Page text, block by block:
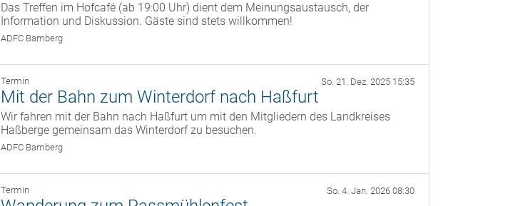
Das Treffen im Hofcafé (ab 19:00 Uhr) dient dem Meinungsaustausch, der
Information und Diskussion. Gäste sind stets willkommen!
ADFC Bamberg
Termin So. 21. Dez. 2025 15:35
Mit der Bahn zum Winterdorf nach Haßfurt
Wir fahren mit der Bahn nach Haßfurt um mit den Mitgliedern des Landkreises
Haßberge gemeinsam das Winterdorf zu besuchen.
ADFC Bamberg
Termin So. 4. Jan. 2026 08:30